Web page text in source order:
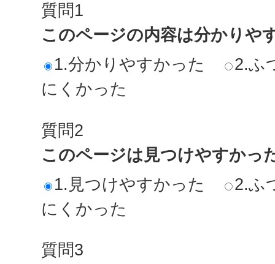
質問1
このページの内容は分かりや
1.分かりやすかった
2.ふ
にくかった
質問2
このページは見つけやすかっ
1.見つけやすかった
2.ふ
にくかった
質問3